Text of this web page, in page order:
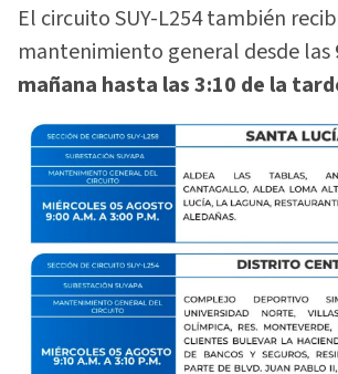
El circuito SUY-L254 también
mantenimiento general desde las
mañana hasta las 3:10 de la